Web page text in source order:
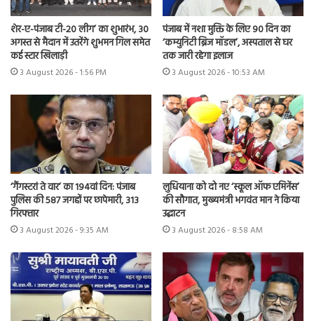
शेर-ए-पंजाब टी-20 लीग’ का शुभारंभ, 30
अगस्त से मैदान में उतरेंगे शुभमन गिल समेत
कई स्टार खिलाड़ी
3 August 2026 - 1:56 PM
पंजाब में नशा मुक्ति के लिए 90 दिन का
‘कम्युनिटी ब्रिज मॉडल’, अस्पताल से घर
तक जारी रहेगा इलाज
3 August 2026 - 10:53 AM
‘गैंगस्टरां ते वार’ का 194वां दिन: पंजाब
पुलिस की 587 जगहों पर छापेमारी, 313
गिरफ्तार
3 August 2026 - 9:35 AM
लुधियाना को दो नए ‘स्कूल ऑफ एमिनेंस’
की सौगात, मुख्यमंत्री भगवंत मान ने किया
उद्घाटन
3 August 2026 - 8:58 AM